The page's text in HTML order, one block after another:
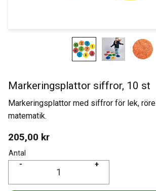
Markeringsplattor siffror, 10 st
Markeringsplattor med siffror för lek,
matematik.
205,00 kr
Antal
+
-